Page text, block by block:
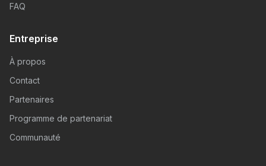
FAQ
Entreprise
À propos
Contact
Partenaires
Programme de partenariat
Communauté